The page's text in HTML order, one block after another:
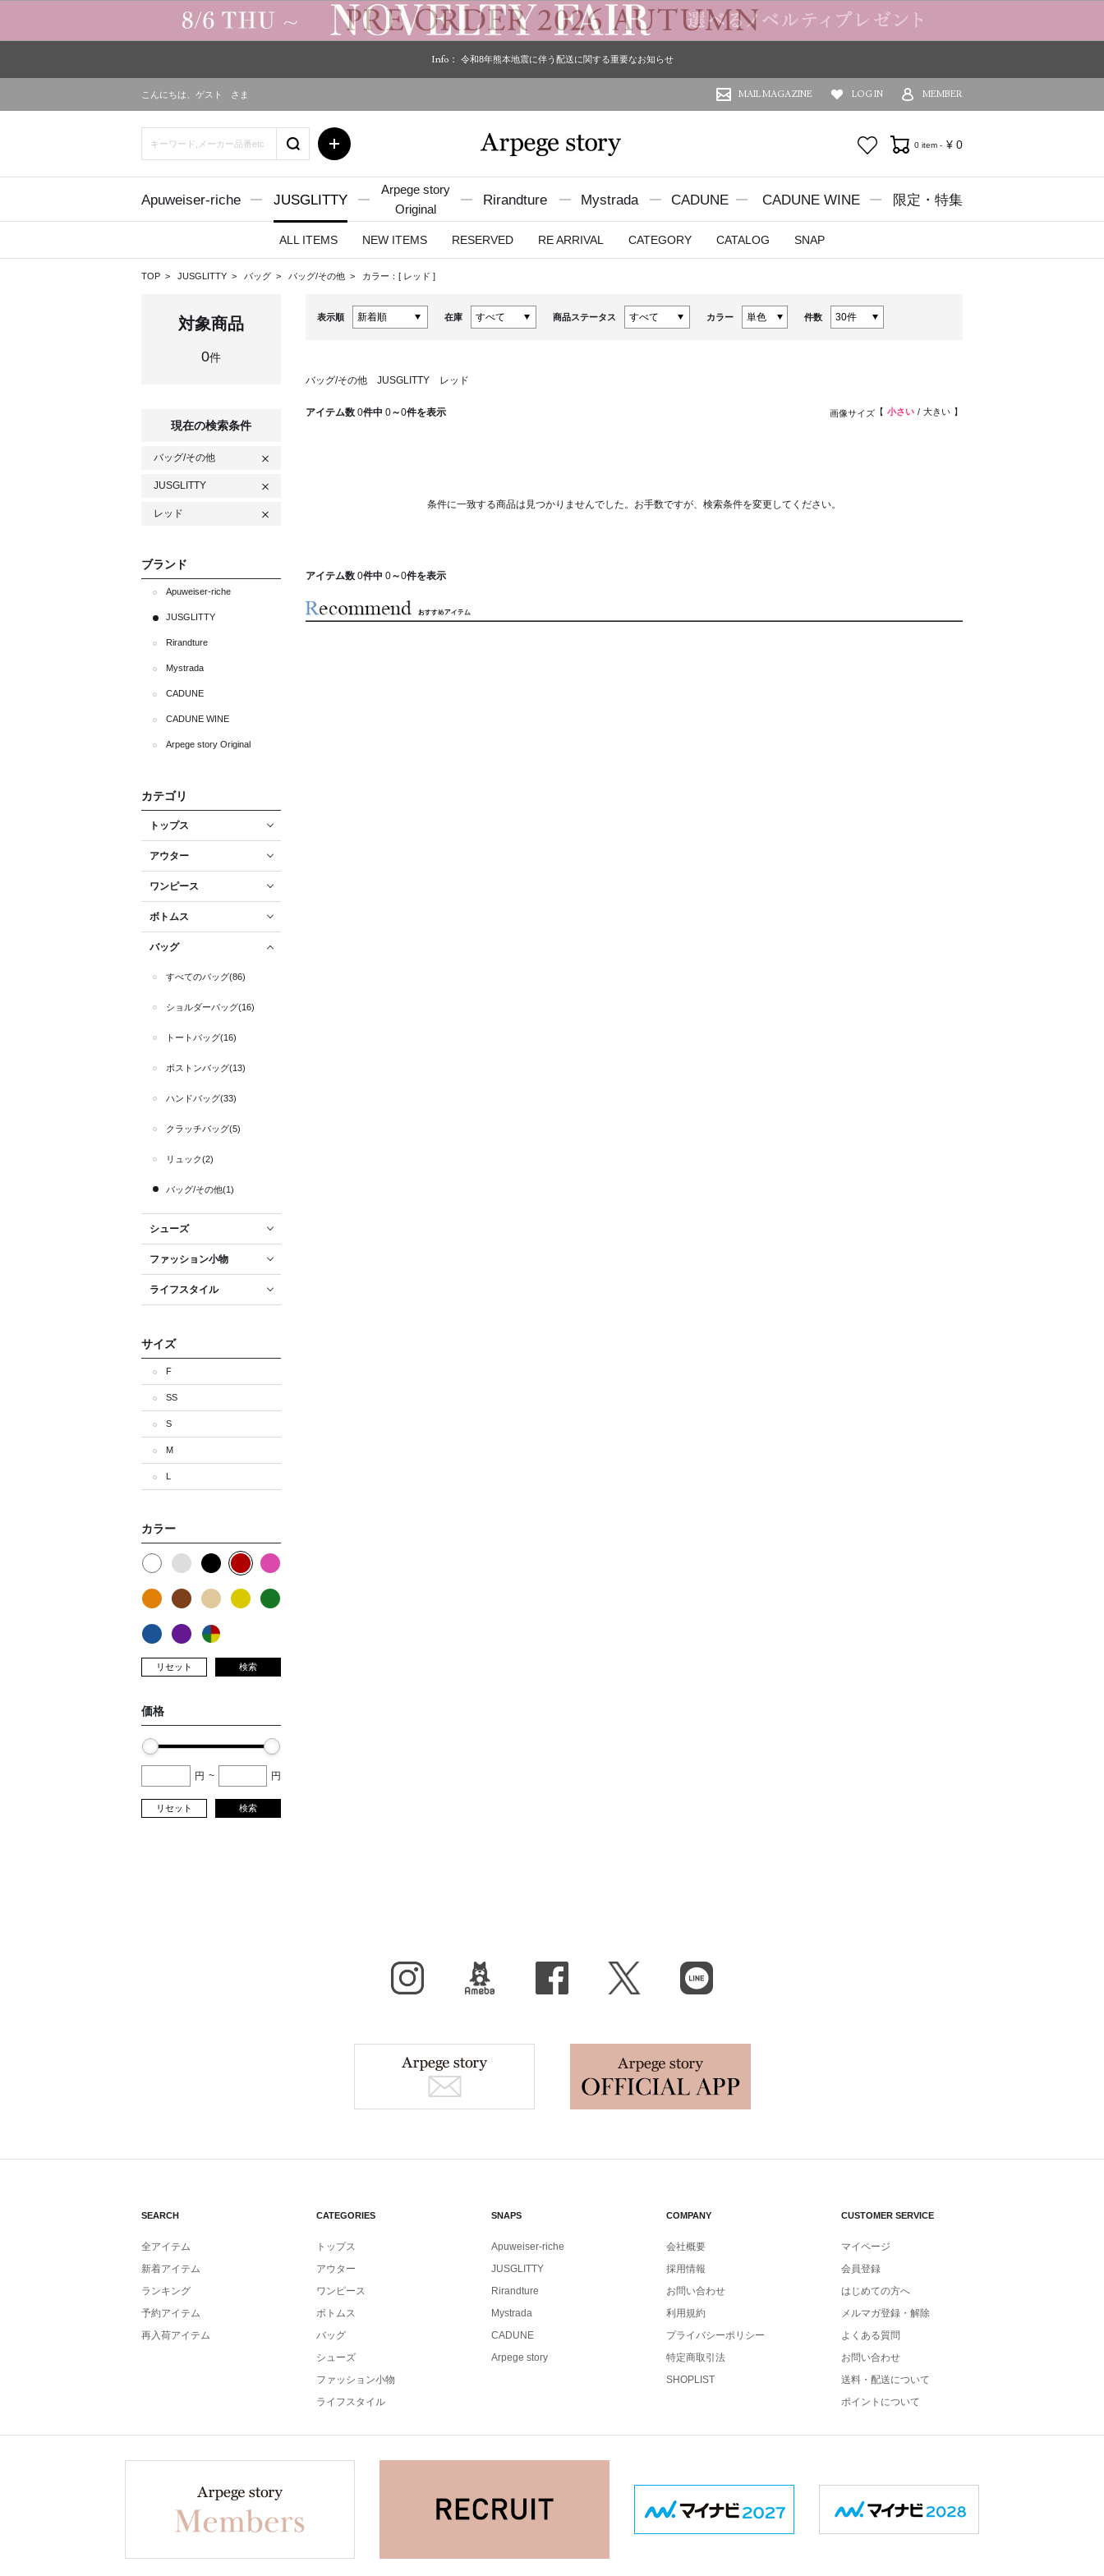
Info： 令和8年熊本地震に伴う配送に関する重要なお知らせ
こんにちは、 ゲスト さま MAIL MAGAZINE LOG IN MEMBER
お気に入り0 item - ¥ 0
Apuweiser-riche JUSGLITTY
Arpege story
Original
Rirandture Mystrada CADUNE CADUNE WINE 限定・特集
ALL ITEMS NEW ITEMS RESERVED RE ARRIVAL CATEGORY CATALOG SNAP
TOP JUSGLITTY バッグ バッグ/その他 カラー：[ レッド ]
対象商品
0件
現在の検索条件
バッグ/その他
JUSGLITTY
レッド
ブランド
Apuweiser-riche
JUSGLITTY
Rirandture
Mystrada
CADUNE
CADUNE WINE
Arpege story Original
カテゴリ
トップス
アウター
ワンピース
ボトムス
バッグ
すべてのバッグ(86)
ショルダーバッグ(16)
トートバッグ(16)
ボストンバッグ(13)
ハンドバッグ(33)
クラッチバッグ(5)
リュック(2)
バッグ/その他(1)
シューズ
ファッション小物
ライフスタイル
サイズ
F
SS
S
M
L
カラー
リセット 検索
価格
円 ~ 円
リセット 検索
表示順 在庫 商品ステータス カラー 件数
バッグ/その他 JUSGLITTY レッド
アイテム数 0件中 0～0件を表示 画像サイズ 小さい 大きい
条件に一致する商品は見つかりませんでした。お手数ですが、検索条件を変更してください。
アイテム数 0件中 0～0件を表示
X（旧Twitter）
SEARCH
全アイテム
新着アイテム
ランキング
予約アイテム
再入荷アイテム
CATEGORIES
トップス
アウター
ワンピース
ボトムス
バッグ
シューズ
ファッション小物
ライフスタイル
SNAPS
Apuweiser-riche
JUSGLITTY
Rirandture
Mystrada
CADUNE
Arpege story
COMPANY
会社概要
採用情報
お問い合わせ
利用規約
プライバシーポリシー
特定商取引法
SHOPLIST
CUSTOMER SERVICE
マイページ
会員登録
はじめての方へ
メルマガ登録・解除
よくある質問
お問い合わせ
送料・配送について
ポイントについて